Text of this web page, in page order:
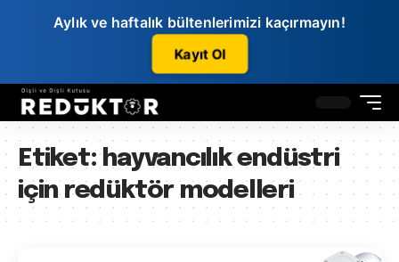
Aylık ve haftalık bültenlerimizi kaçırmayın!
Kayıt Ol
Etiket:hayvancılık endüstri
için redüktör modelleri